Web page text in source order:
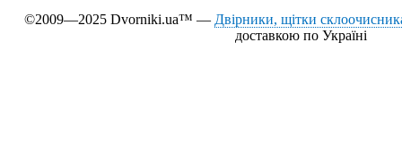
©2009—2025 Dvorniki.ua™ — Двірники, щітки
доставкою по Україні